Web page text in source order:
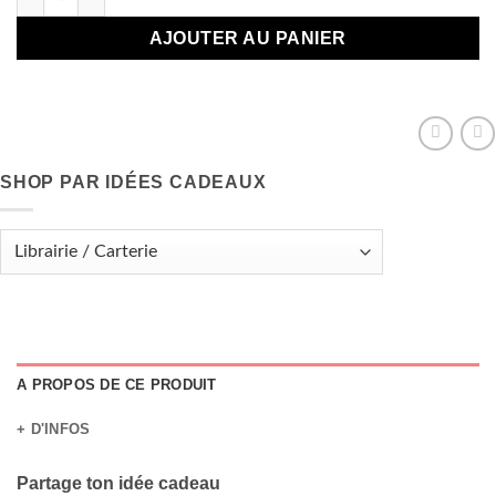
AJOUTER AU PANIER
SHOP PAR IDÉES CADEAUX
A PROPOS DE CE PRODUIT
+ D'INFOS
Partage ton idée cadeau